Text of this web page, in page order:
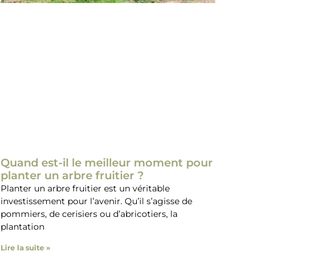
Quand est-il le meilleur moment pour
planter un arbre fruitier ?
Planter un arbre fruitier est un véritable
investissement pour l’avenir. Qu’il s’agisse de
pommiers, de cerisiers ou d’abricotiers, la
plantation
Lire la suite »